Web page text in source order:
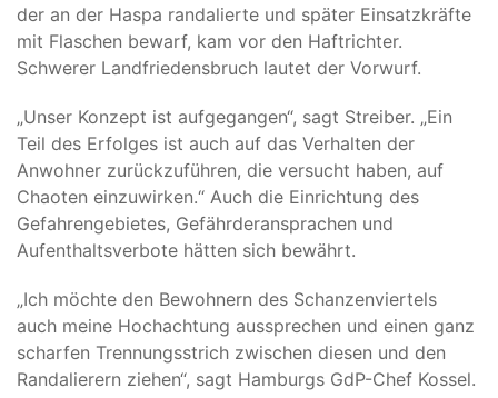
der an der Haspa randalierte und später Einsatzkräfte
mit Flaschen bewarf, kam vor den Haftrichter.
Schwerer Landfriedensbruch lautet der Vorwurf.
„Unser Konzept ist aufgegangen“, sagt Streiber. „Ein
Teil des Erfolges ist auch auf das Verhalten der
Anwohner zurückzuführen, die versucht haben, auf
Chaoten einzuwirken.“ Auch die Einrichtung des
Gefahrengebietes, Gefährderansprachen und
Aufenthaltsverbote hätten sich bewährt.
„Ich möchte den Bewohnern des Schanzenviertels
auch meine Hochachtung aussprechen und einen ganz
scharfen Trennungsstrich zwischen diesen und den
Randalierern ziehen“, sagt Hamburgs GdP-Chef Kossel.